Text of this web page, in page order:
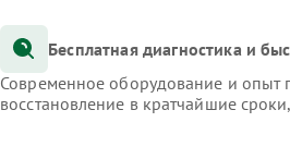
Бесплатная диагностика и
Современное оборудование и опыт
восстановление в кратчайшие